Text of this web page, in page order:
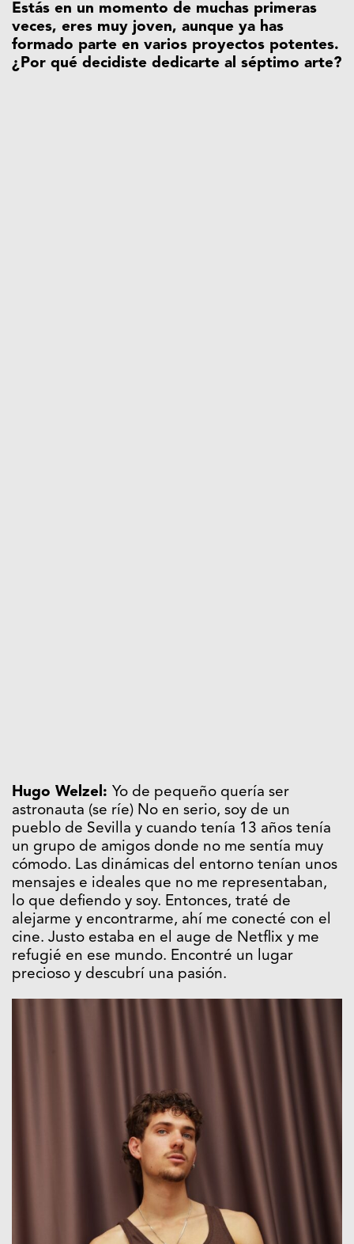
Estás en un momento de muchas primeras
veces, eres muy joven, aunque ya has
formado parte en varios proyectos potentes.
¿Por qué decidiste dedicarte al séptimo arte?
Hugo Welzel: Yo de pequeño quería ser
astronauta (se ríe) No en serio, soy de un
pueblo de Sevilla y cuando tenía 13 años tenía
un grupo de amigos donde no me sentía muy
cómodo. Las dinámicas del entorno tenían unos
mensajes e ideales que no me representaban,
lo que defiendo y soy. Entonces, traté de
alejarme y encontrarme, ahí me conecté con el
cine. Justo estaba en el auge de Netflix y me
refugié en ese mundo. Encontré un lugar
precioso y descubrí una pasión.